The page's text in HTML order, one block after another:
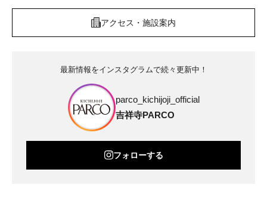
アクセス・施設案内
最新情報をインスタグラムで続々更新中！
parco_kichijoji_official
吉祥寺PARCO
フォローする